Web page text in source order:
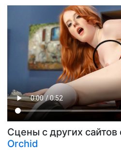
Сцены с других сайтов
Orchid